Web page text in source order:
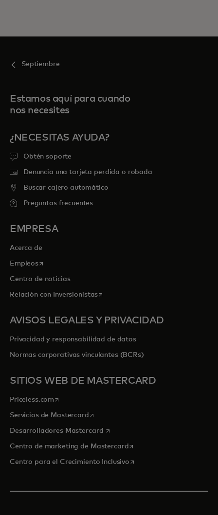
Septiembre
Estamos aquí para cuando
nos necesites
¿NECESITAS AYUDA?
Obtén soporte
Denuncia una tarjeta perdida o robada
Buscar cajero automático
Preguntas frecuentes
EMPRESA
Acerca de
Empleosse abre en una pestaña nueva
Centro de noticias
Relación con Inversionistasse abre en una pestaña nueva
AVISOS LEGALES Y PRIVACIDAD
Privacidad y responsabilidad de datos
Normas corporativas vinculantes (BCRs)
SITIOS WEB DE MASTERCARD
Priceless.com se abre en una pestaña nueva
Servicios de Mastercardse abre en una pestaña nueva
Desarrolladores Mastercard se abre en una pestaña nueva
Centro de marketing de Mastercardse abre en una pestaña
Centro para el Crecimiento Inclusivose abre en una pestaña